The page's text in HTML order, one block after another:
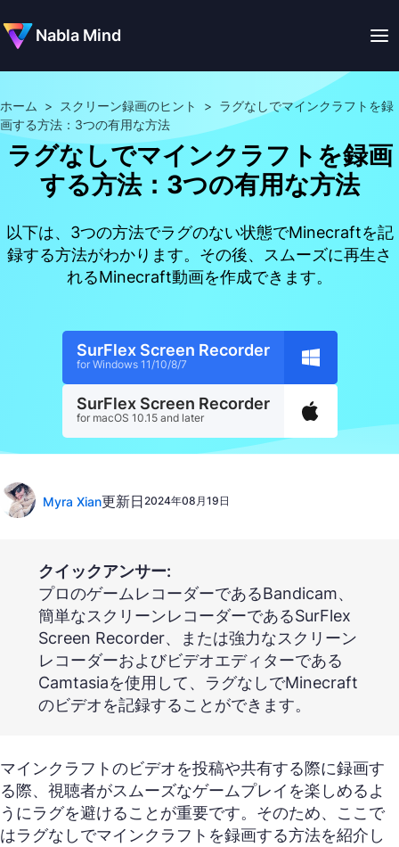
Nabla Mind
ホーム > スクリーン録画のヒント > ラグなしでマインクラフトを録
画する方法：3つの有用な方法
ラグなしでマインクラフトを録画
する方法：3つの有用な方法
以下は、3つの方法でラグのない状態でMinecraftを記
録する方法がわかります。その後、スムーズに再生さ
れるMinecraft動画を作成できます。
SurFlex Screen Recorder
for Windows 11/10/8/7
SurFlex Screen Recorder
for macOS 10.15 and later
Myra Xian更新日2024年08月19日
クイックアンサー:
プロのゲームレコーダーであるBandicam、
簡単なスクリーンレコーダーであるSurFlex
Screen Recorder、または強力なスクリーン
レコーダーおよびビデオエディターである
Camtasiaを使用して、ラグなしでMinecraft
のビデオを記録することができます。
マインクラフトのビデオを投稿や共有する際に録画す
る際、視聴者がスムーズなゲームプレイを楽しめるよ
うにラグを避けることが重要です。そのため、ここで
はラグなしでマインクラフトを録画する方法を紹介し